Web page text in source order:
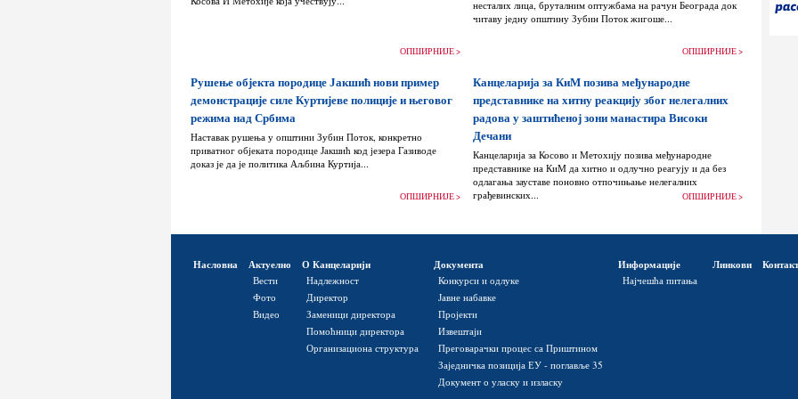
ОПШИРНИЈЕ >
несталих лица, бруталним оптужбама на рачун Београда док
читаву једну општину Зубин Поток жигоше...
ОПШИРНИЈЕ >
Рушење објекта породице Јакшић нови пример
демонстрације силе Куртијеве полиције и његовог
режима над Србима
Наставак рушења у општини Зубин Поток, конкретно
приватног објеката породице Јакшић код језера Газиводе
доказ је да је политика Аљбина Куртија...
ОПШИРНИЈЕ >
Канцеларија за КиМ позива међународне
представнике на хитну реакцију због нелегалних
радова у заштићеној зони манастира Високи
Дечани
Канцеларија за Косово и Метохију позива међународне
представнике на КиМ да хитно и одлучно реагују и да без
одлагања зауставе поновно отпочињање нелегалних
грађевинских...
ОПШИРНИЈЕ >
Насловна Актуелно
Вести
Фото
Видео
О Канцеларији
Надлежност
Директор
Заменици директора
Помоћници директора
Организациона структура
Документа
Конкурси и одлуке
Јавне набавке
Пројекти
Извештаји
Преговарачки процес са Приштином
Заједничка позиција ЕУ - поглавље 35
Документ о уласку и изласку
Информације
Најчешћа питања
Линкови